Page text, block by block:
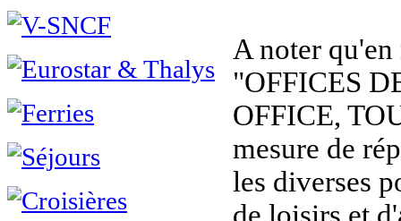
A noter
"OFFICES
OFFICE,
mesure de
les diverses